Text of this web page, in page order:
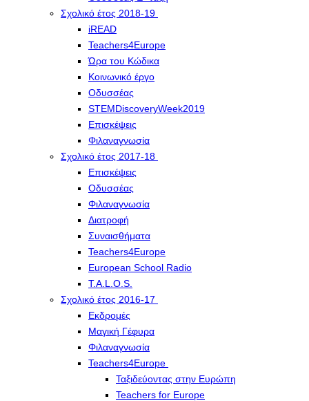
Σχολικό έτος 2018-19
iREAD
Teachers4Europe
Ώρα του Κώδικα
Κοινωνικό έργο
Οδυσσέας
STEMDiscoveryWeek2019
Επισκέψεις
Φιλαναγνωσία
Σχολικό έτος 2017-18
Επισκέψεις
Οδυσσέας
Φιλαναγνωσία
Διατροφή
Συναισθήματα
Teachers4Europe
European School Radio
T.A.L.O.S.
Σχολικό έτος 2016-17
Εκδρομές
Μαγική Γέφυρα
Φιλαναγνωσία
Teachers4Europe
Ταξιδεύοντας στην Ευρώπη
Teachers for Europe